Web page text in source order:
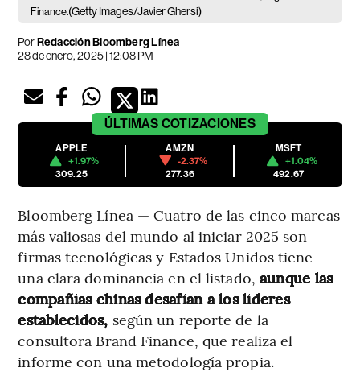
Finance.(Getty Images/Javier Ghersi)
PorRedacción Bloomberg Línea
28 de enero, 2025 | 12:08 PM
ÚLTIMAS COTIZACIONES
APPLE
+1.97%
309.25
AMZN
-2.37%
277.36
MSFT
+1.04%
492.67
Bloomberg Línea — Cuatro de las cinco marcas
más valiosas del mundo al iniciar 2025 son
firmas tecnológicas y Estados Unidos tiene
una clara dominancia en el listado, aunque las
compañías chinas desafían a los líderes
establecidos, según un reporte de la
consultora Brand Finance, que realiza el
informe con una metodología propia.